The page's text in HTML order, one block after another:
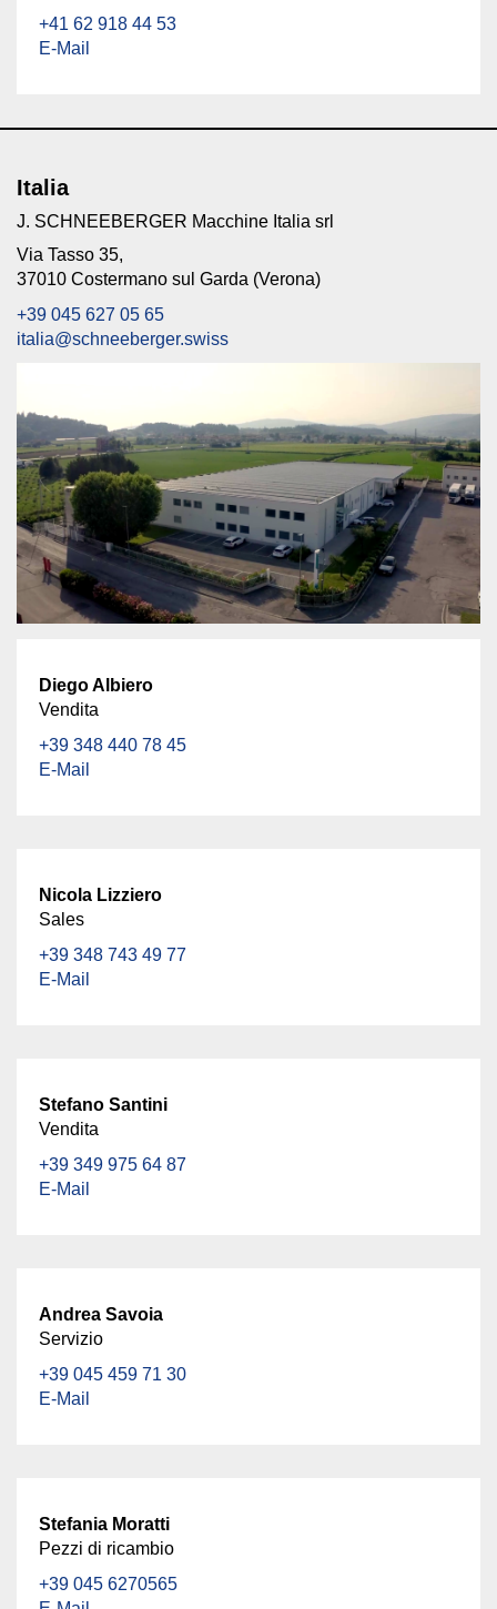
+41 62 918 44 53
E-Mail
Italia
J. SCHNEEBERGER Macchine Italia srl
Via Tasso 35,
37010 Costermano sul Garda (Verona)
+39 045 627 05 65
italia@schneeberger.swiss
Diego Albiero
Vendita
+39 348 440 78 45
E-Mail
Nicola Lizziero
Sales
+39 348 743 49 77
E-Mail
Stefano Santini
Vendita
+39 349 975 64 87
E-Mail
Andrea Savoia
Servizio
+39 045 459 71 30
E-Mail
Stefania Moratti
Pezzi di ricambio
+39 045 6270565